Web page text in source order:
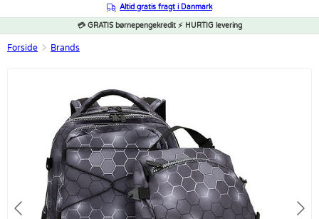
Altid gratis fragt i Danmark
💳 GRATIS børnepengekredit ⚡ HURTIG levering
Forside Brands